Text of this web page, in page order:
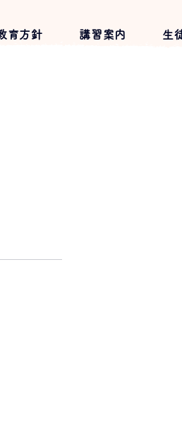
育方針 講習案内 生